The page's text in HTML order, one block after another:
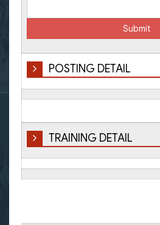
POSTING DETAIL
TRAINING DETAIL